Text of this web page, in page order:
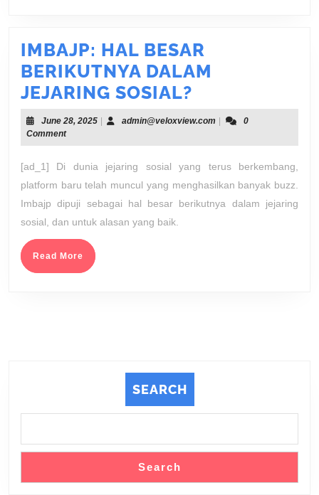
IMBAJP: HAL BESAR
BERIKUTNYA DALAM
JEJARING SOSIAL?
HAL
DALAM
JEJARING
June 28, 2025June
2025
| admin@veloxview.comadmin@veloxview.com
|
0
Comment
[ad_1] Di dunia jejaring sosial yang terus berkembang,
platform baru telah muncul yang menghasilkan banyak buzz.
Imbajp dipuji sebagai hal besar berikutnya dalam jejaring
sosial, dan untuk alasan yang baik.
Read More Read
More
SEARCH
Search